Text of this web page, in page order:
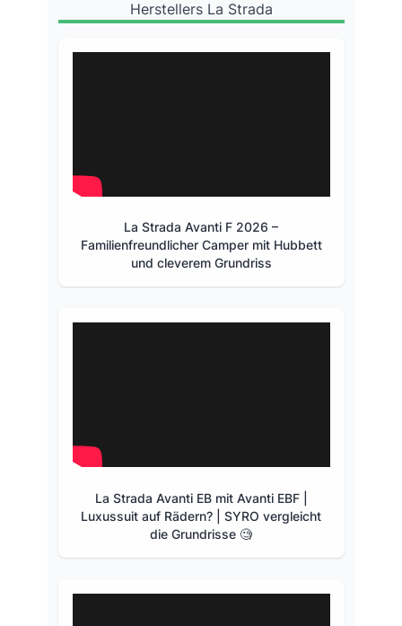
Herstellers La Strada
La Strada Avanti F 2026 –
Familienfreundlicher Camper mit Hubbett
und cleverem Grundriss
La Strada Avanti EB mit Avanti EBF |
Luxussuit auf Rädern? | SYRO vergleicht
die Grundrisse 🧐